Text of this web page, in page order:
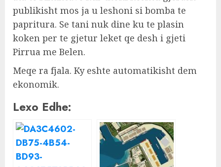
publikisht mos ja u leshoni si bomba te
papritura. Se tani nuk dine ku te plasin
koken per te gjetur leket qe desh i gjeti
Pirrua me Belen.
Meqe ra fjala. Ky eshte automatikisht dem
ekonomik.
Lexo Edhe: